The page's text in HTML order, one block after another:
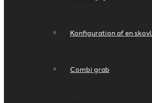
Konfiguration af en skovl
Combi grab